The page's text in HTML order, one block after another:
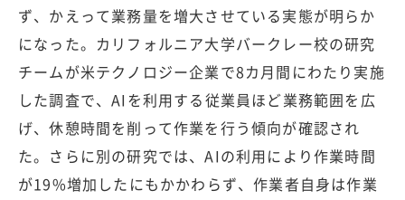
ず、かえって業務量を増大させている実態が明らか
になった。カリフォルニア大学バークレー校の研究
チームが米テクノロジー企業で8カ月間にわたり実施
した調査で、AIを利用する従業員ほど業務範囲を広
げ、休憩時間を削って作業を行う傾向が確認され
た。さらに別の研究では、AIの利用により作業時間
が19%増加したにもかかわらず、作業者自身は作業